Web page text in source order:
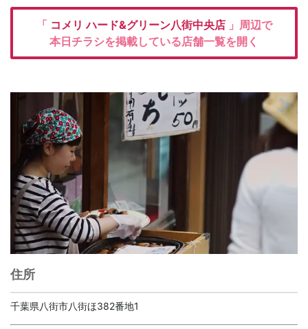
「 コメリハード&グリーン八街中央店 」周辺で
本日チラシを掲載している店舗一覧を開く
住所
千葉県八街市八街ほ382番地1